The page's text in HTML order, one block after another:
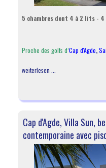
5 chambres dont 4 à 2 lits -
Proche des golfs d’Cap d'Agde,
weiterlesen ...
Cap d'Agde, Villa Sun,
contemporaine avec